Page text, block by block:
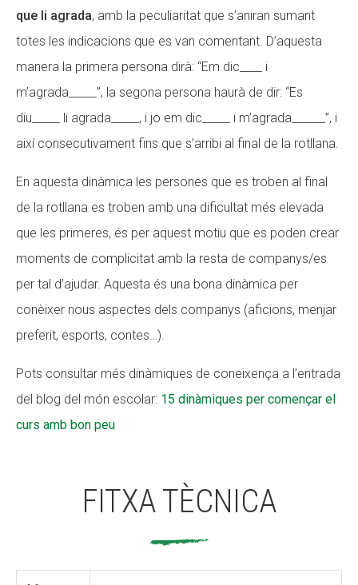
que li agrada, amb la peculiaritat que s’aniran sumant
totes les indicacions que es van comentant. D’aquesta
manera la primera persona dirà: “Em dic____ i
m’agrada_____”, la segona persona haurà de dir: “Es
diu_____ li agrada_____, i jo em dic_____ i m’agrada______”, i
així consecutivament fins que s’arribi al final de la rotllana.
En aquesta dinàmica les persones que es troben al final
de la rotllana es troben amb una dificultat més elevada
que les primeres, és per aquest motiu que es poden crear
moments de complicitat amb la resta de companys/es
per tal d’ajudar. Aquesta és una bona dinàmica per
conèixer nous aspectes dels companys (aficions, menjar
preferit, esports, contes…).
Pots consultar més dinàmiques de coneixença a l’entrada
del blog del món escolar: 15 dinàmiques per començar el
curs amb bon peu
FITXA TÈCNICA